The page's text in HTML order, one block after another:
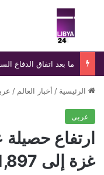
بحث عن
الرئيسية / أخبار العالم /
عربى
ارتفاع
غزة إلى 61,897 شهيدًا